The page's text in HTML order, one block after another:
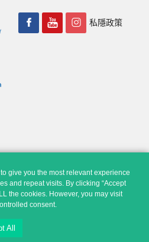
give you the most relevant experience
and repeat visits. By clicking “Accept
the cookies. However, you may visit
consent.
All
私隱政策
會大學傳理學院, 新聞系 | Privacy